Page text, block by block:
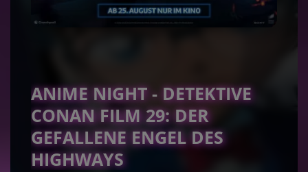
ANIME NIGHT - DETEKTIVE
CONAN FILM 29: DER
GEFALLENE ENGEL DES
HIGHWAYS